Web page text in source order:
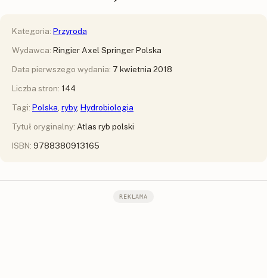
Kategoria: Przyroda
Wydawca: Ringier Axel Springer Polska
Data pierwszego wydania: 7 kwietnia 2018
Liczba stron: 144
Tagi: Polska ryby, Hydrobiologia
Tytuł oryginalny: Atlas ryb polski
ISBN: 9788380913165
REKLAMA